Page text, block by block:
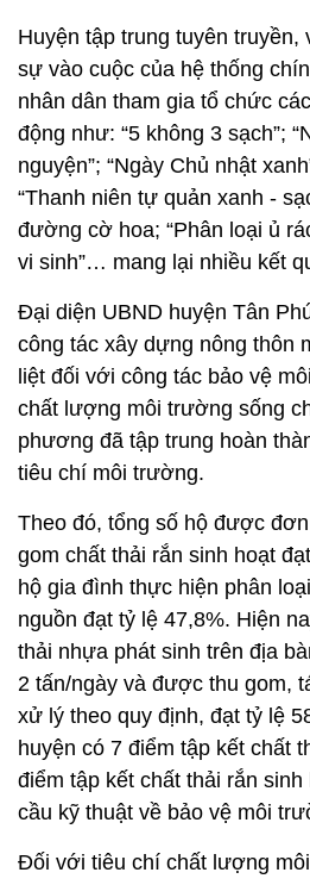
Huyện tập trung tuyên truyền,
sự vào cuộc của hệ thống
nhân dân tham gia tổ chức
động như: “5 không 3 sạch”;
nguyện”; “Ngày Chủ nhật
“Thanh niên tự quản xanh -
đường cờ hoa; “Phân loại ủ
vi sinh”… mang lại nhiều kết
Đại diện UBND huyện Tân
công tác xây dựng nông thôn
liệt đối với công tác bảo vệ
chất lượng môi trường sống
phương đã tập trung hoàn
tiêu chí môi trường.
Theo đó, tổng số hộ được
gom chất thải rắn sinh hoạt
hộ gia đình thực hiện phân
nguồn đạt tỷ lệ 47,8%. Hiện
thải nhựa phát sinh trên địa
2 tấn/ngày và được thu gom,
xử lý theo quy định, đạt tỷ lệ
huyện có 7 điểm tập kết chất
điểm tập kết chất thải rắn
cầu kỹ thuật về bảo vệ môi
Đối với tiêu chí chất lượng